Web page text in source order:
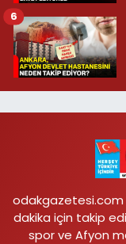
6
odakgazetesi.com
dakika için takip
spor ve Afyon